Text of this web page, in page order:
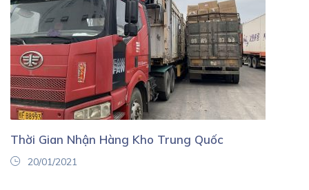
Thời Gian Nhận Hàng Kho Trung Quốc
20/01/2021